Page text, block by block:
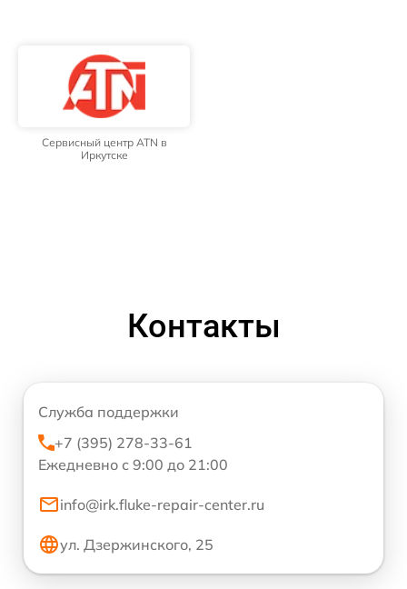
Сервисный центр ATN в
Иркутске
Контакты
Служба поддержки
+7 (395) 278-33-61
Ежедневно с 9:00 до 21:00
info@irk.fluke-repair-center.ru
ул. Дзержинского, 25